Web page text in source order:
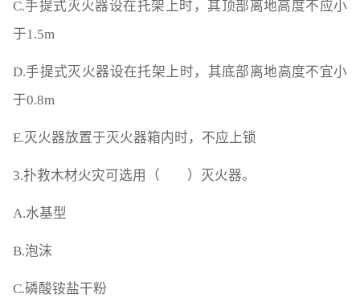
C.手提式灭火器设在托架上时，其顶部离地高度不应小
于1.5m
D.手提式灭火器设在托架上时，其底部离地高度不宜小
于0.8m
E.灭火器放置于灭火器箱内时，不应上锁
3.扑救木材火灾可选用（ ）灭火器。
A.水基型
B.泡沫
C.磷酸铵盐干粉